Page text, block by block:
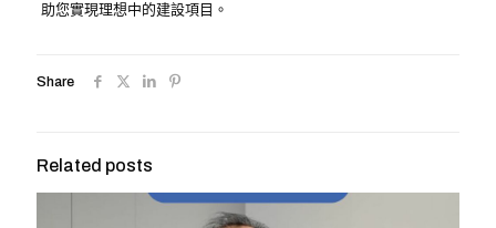
助您實現理想中的建設項目。
Share
Related posts